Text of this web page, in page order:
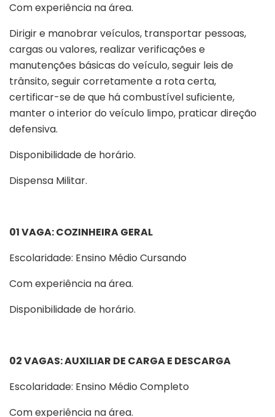
Com experiência na área.
Dirigir e manobrar veículos, transportar pessoas,
cargas ou valores, realizar verificações e
manutenções básicas do veículo, seguir leis de
trânsito, seguir corretamente a rota certa,
certificar-se de que há combustível suficiente,
manter o interior do veículo limpo, praticar direção
defensiva.
Disponibilidade de horário.
Dispensa Militar.
01 VAGA: COZINHEIRA GERAL
Escolaridade: Ensino Médio Cursando
Com experiência na área.
Disponibilidade de horário.
02 VAGAS: AUXILIAR DE CARGA E DESCARGA
Escolaridade: Ensino Médio Completo
Com experiência na área.